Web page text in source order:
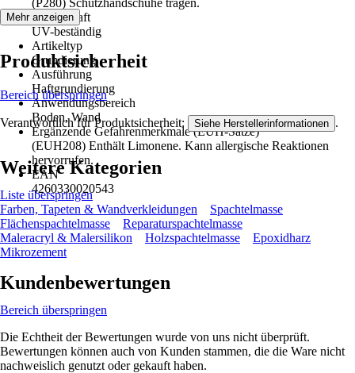
(P280) Schutzhandschuhe tragen.
Eigenschaft
UV-beständig
Artikeltyp
Grundierung
Ausführung
Haftgrundierung
Anwendungsbereich
Boden, Wand
Ergänzende Gefahrenmerkmale (EUH-Sätze)
(EUH208) Enthält Limonene. Kann allergische Reaktionen
hervorrufen.
EAN
4260330020543
Mehr anzeigen
Produktsicherheit
Bereich überspringen
Verantwortlich für Produktsicherheit: Siehe Herstellerinformationen .
Weitere Kategorien
Liste überspringen
Farben, Tapeten & Wandverkleidungen
Spachtelmasse
Flächenspachtelmasse
Reparaturspachtelmasse
Maleracryl & Malersilikon
Holzspachtelmasse
Epoxidharz
Mikrozement
Kundenbewertungen
Bereich überspringen
Die Echtheit der Bewertungen wurde von uns nicht überprüft.
Bewertungen können auch von Kunden stammen, die die Ware nicht
nachweislich genutzt oder gekauft haben.